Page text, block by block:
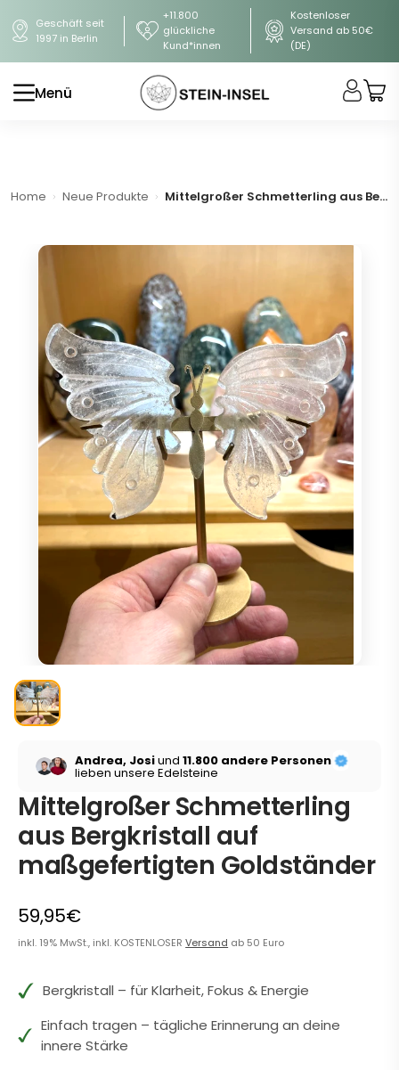
Geschäft seit
1997 in Berlin
+11.800
glückliche
Kund*innen
Kostenloser
Versand ab 50€
(DE)
Menü
Home Neue Produkte Mittelgroßer Schmetterling aus Bergkristall auf maßgefertigten Goldständer
Andrea, Josiund11.800 andere Personen
lieben unsere Edelsteine
Mittelgroßer Schmetterling
aus Bergkristall auf
maßgefertigten Goldständer
59,95€
inkl. 19% MwSt., inkl. KOSTENLOSERVersand ab 50 Euro
Bergkristall – für Klarheit, Fokus & Energie
Einfach tragen – tägliche Erinnerung an deine
innere Stärke